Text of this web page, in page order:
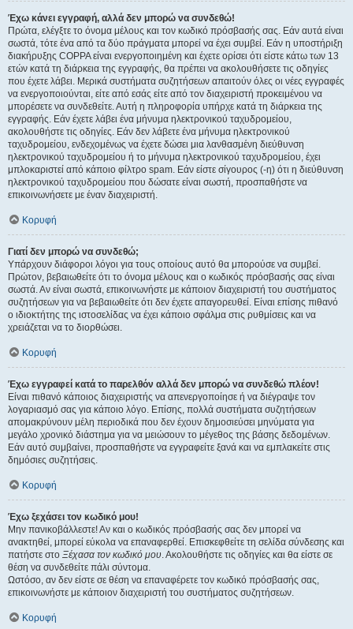
Έχω κάνει εγγραφή, αλλά δεν μπορώ να συνδεθώ!
Πρώτα, ελέγξτε το όνομα μέλους και τον κωδικό πρόσβασής σας. Εάν αυτά είναι
σωστά, τότε ένα από τα δύο πράγματα μπορεί να έχει συμβεί. Εάν η υποστήριξη
διακήρυξης COPPA είναι ενεργοποιημένη και έχετε ορίσει ότι είστε κάτω των 13
ετών κατά τη διάρκεια της εγγραφής, θα πρέπει να ακολουθήσετε τις οδηγίες
που έχετε λάβει. Μερικά συστήματα συζητήσεων απαιτούν όλες οι νέες εγγραφές
να ενεργοποιούνται, είτε από εσάς είτε από τον διαχειριστή προκειμένου να
μπορέσετε να συνδεθείτε. Αυτή η πληροφορία υπήρχε κατά τη διάρκεια της
εγγραφής. Εάν έχετε λάβει ένα μήνυμα ηλεκτρονικού ταχυδρομείου,
ακολουθήστε τις οδηγίες. Εάν δεν λάβετε ένα μήνυμα ηλεκτρονικού
ταχυδρομείου, ενδεχομένως να έχετε δώσει μια λανθασμένη διεύθυνση
ηλεκτρονικού ταχυδρομείου ή το μήνυμα ηλεκτρονικού ταχυδρομείου, έχει
μπλοκαριστεί από κάποιο φίλτρο spam. Εάν είστε σίγουρος (-η) ότι η διεύθυνση
ηλεκτρονικού ταχυδρομείου που δώσατε είναι σωστή, προσπαθήστε να
επικοινωνήσετε με έναν διαχειριστή.
Κορυφή
Γιατί δεν μπορώ να συνδεθώ;
Υπάρχουν διάφοροι λόγοι για τους οποίους αυτό θα μπορούσε να συμβεί.
Πρώτον, βεβαιωθείτε ότι το όνομα μέλους και ο κωδικός πρόσβασής σας είναι
σωστά. Αν είναι σωστά, επικοινωνήστε με κάποιον διαχειριστή του συστήματος
συζητήσεων για να βεβαιωθείτε ότι δεν έχετε απαγορευθεί. Είναι επίσης πιθανό
ο ιδιοκτήτης της ιστοσελίδας να έχει κάποιο σφάλμα στις ρυθμίσεις και να
χρειάζεται να το διορθώσει.
Κορυφή
Έχω εγγραφεί κατά το παρελθόν αλλά δεν μπορώ να συνδεθώ πλέον!
Είναι πιθανό κάποιος διαχειριστής να απενεργοποίησε ή να διέγραψε τον
λογαριασμό σας για κάποιο λόγο. Επίσης, πολλά συστήματα συζητήσεων
απομακρύνουν μέλη περιοδικά που δεν έχουν δημοσιεύσει μηνύματα για
μεγάλο χρονικό διάστημα για να μειώσουν το μέγεθος της βάσης δεδομένων.
Εάν αυτό συμβαίνει, προσπαθήστε να εγγραφείτε ξανά και να εμπλακείτε στις
δημόσιες συζητήσεις.
Κορυφή
Έχω ξεχάσει τον κωδικό μου!
Μην πανικοβάλλεστε! Αν και ο κωδικός πρόσβασής σας δεν μπορεί να
ανακτηθεί, μπορεί εύκολα να επαναφερθεί. Επισκεφθείτε τη σελίδα σύνδεσης και
πατήστε στο Ξέχασα τον κωδικό μου. Ακολουθήστε τις οδηγίες και θα είστε σε
θέση να συνδεθείτε πάλι σύντομα.
Ωστόσο, αν δεν είστε σε θέση να επαναφέρετε τον κωδικό πρόσβασής σας,
επικοινωνήστε με κάποιον διαχειριστή του συστήματος συζητήσεων.
Κορυφή